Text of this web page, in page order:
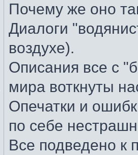
Почему же оно
Диалоги
воздухе).
Описания все с
мира воткнуты
Опечатки и
по себе
Все подведено к